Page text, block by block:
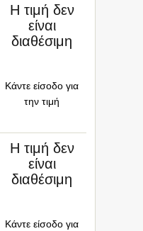
Η τιμή δεν
είναι
διαθέσιμη
Κάντε είσοδο για
την τιμή
Η τιμή δεν
είναι
διαθέσιμη
Κάντε είσοδο για